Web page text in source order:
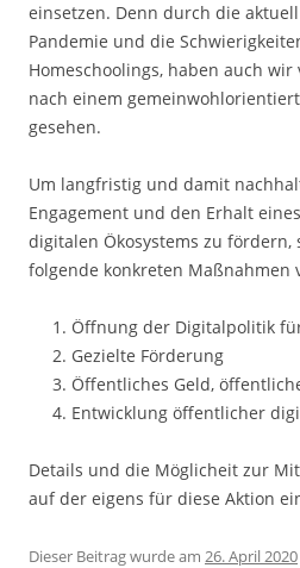
einsetzen. Denn durch die
Pandemie und die
Homeschoolings, haben auch
nach einem
gesehen.
Um langfristig und damit
Engagement und den Erhalt
digitalen Ökosystems zu fördern,
folgende konkreten Maßnahmen
Öffnung der Digitalpolitik
Gezielte Förderung
Öffentliches Geld,
Entwicklung öffentlicher
Details und die Möglicheit zur
auf der eigens für diese Aktion
Dieser Beitrag wurde am 26. April 2020